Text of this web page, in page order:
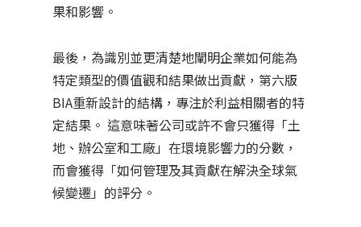
果和影響。
最後，為識別並更清楚地闡明企業如何能為
特定類型的價值觀和結果做出貢獻，第六版
BIA重新設計的結構，專注於利益相關者的特
定結果。 這意味著公司或許不會只獲得「土
地、辦公室和工廠」在環境影響力的分數，
而會獲得「如何管理及其貢獻在解決全球氣
候變遷」的評分。